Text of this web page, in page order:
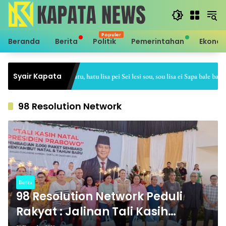
Langsung
konten
Beranda Berita Politik Pemerintahan
Syair Kapata
Sei hale hatu, hatu lisa pei Sei lesi sou, sou lisa ei Sapa bale batu,
98 Resolution Network
Berita
98 Resolution Network Peduli
Rakyat : Jalinan Tali Kasih